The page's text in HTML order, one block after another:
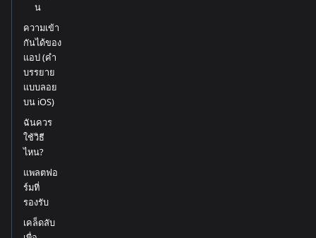
น
ความเข้า
กันได้ของ
แอป (คำ
บรรยาย
แบบลอย
บน iOS)
ฉันควร
ใช้วิธี
ไหน?
แพลตฟอ
ร์มที่
รองรับ
เคล็ดลับ